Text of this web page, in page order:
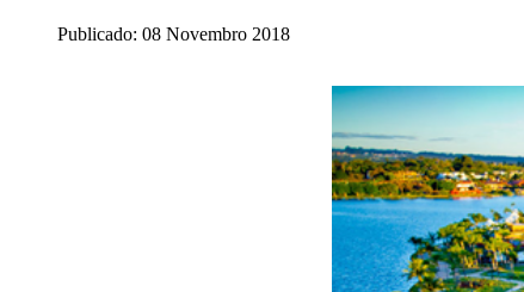
Publicado: 08 Novembro 2018